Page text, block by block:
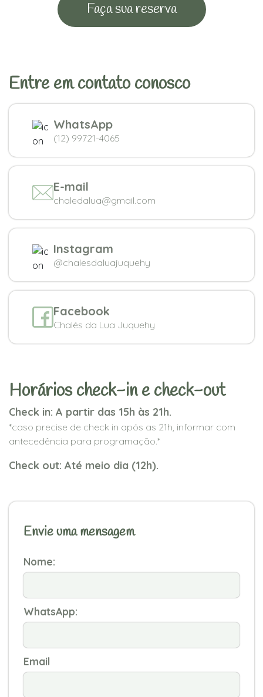
Faça sua reserva
Entre em contato conosco
WhatsApp
(12) 99721-4065
E-mail
chaledalua@gmail.com
Instagram
@chalesdaluajuquehy
Facebook
Chalés da Lua Juquehy
Horários check-in e check-out
Check in: A partir das 15h às 21h.
*caso precise de check in após as 21h, informar com
antecedência para programação.*
Check out: Até meio dia (12h).
Envie uma mensagem
Nome:
WhatsApp:
Email